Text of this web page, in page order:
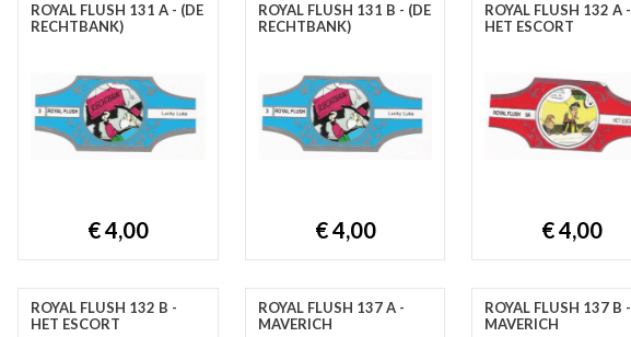
ROYAL FLUSH 131 A - (DE
RECHTBANK)
€ 4,00
ROYAL FLUSH 131 B - (DE
RECHTBANK)
€ 4,00
ROYAL FLUSH 132 A -
HET ESCORT
€ 4,00
ROYAL FLUSH 132 B -
HET ESCORT
ROYAL FLUSH 137 A -
MAVERICH
ROYAL FLUSH 137 B -
MAVERICH